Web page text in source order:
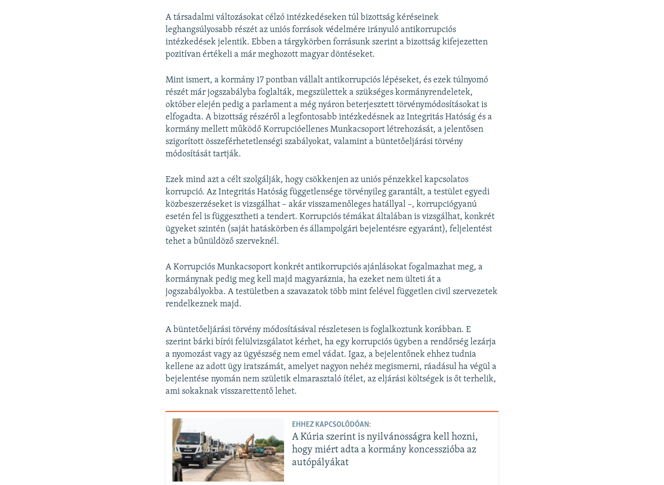
A társadalmi változásokat célzó intézkedéseken túl bizottság kéréseinek
leghangsúlyosabb részét az uniós források védelmére irányuló antikorrupciós
intézkedések jelentik. Ebben a tárgykörben forrásunk szerint a bizottság kifejezetten
pozitívan értékeli a már meghozott magyar döntéseket.
Mint ismert, a kormány 17 pontban vállalt antikorrupciós lépéseket, és ezek túlnyomó
részét már jogszabályba foglalták, megszülettek a szükséges kormányrendeletek,
október elején pedig a parlament a még nyáron beterjesztett törvénymódosításokat is
elfogadta. A bizottság részéről a legfontosabb intézkedésnek az Integritás Hatóság és a
kormány mellett működő Korrupcióellenes Munkacsoport létrehozását, a jelentősen
szigorított összeférhetetlenségi szabályokat, valamint a büntetőeljárási törvény
módosítását tartják.
Ezek mind azt a célt szolgálják, hogy csökkenjen az uniós pénzekkel kapcsolatos
korrupció. Az Integritás Hatóság függetlensége törvényileg garantált, a testület egyedi
közbeszerzéseket is vizsgálhat – akár visszamenőleges hatállyal –, korrupciógyanú
esetén fel is függesztheti a tendert. Korrupciós témákat általában is vizsgálhat, konkrét
ügyeket szintén (saját hatáskörben és állampolgári bejelentésre egyaránt), feljelentést
tehet a bűnüldöző szerveknél.
A Korrupciós Munkacsoport konkrét antikorrupciós ajánlásokat fogalmazhat meg, a
kormánynak pedig meg kell majd magyaráznia, ha ezeket nem ülteti át a
jogszabályokba. A testületben a szavazatok több mint felével független civil szervezetek
rendelkeznek majd.
A büntetőeljárási törvény módosításával részletesen is foglalkoztunk korábban. E
szerint bárki bírói felülvizsgálatot kérhet, ha egy korrupciós ügyben a rendőrség lezárja
a nyomozást vagy az ügyészség nem emel vádat. Igaz, a bejelentőnek ehhez tudnia
kellene az adott ügy iratszámát, amelyet nagyon nehéz megismerni, ráadásul ha végül a
bejelentése nyomán nem születik elmarasztaló ítélet, az eljárási költségek is őt terhelik,
ami sokaknak visszarettentő lehet.
EHHEZ KAPCSOLÓDÓAN:
A Kúria szerint is nyilvánosságra kell hozni,
hogy miért adta a kormány koncesszióba az
autópályákat